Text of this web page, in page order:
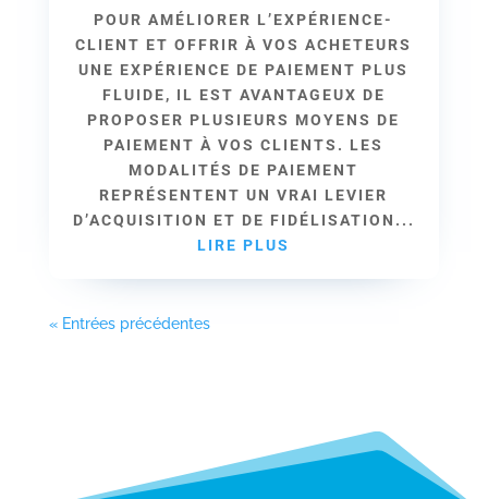
POUR AMÉLIORER L’EXPÉRIENCE-
CLIENT ET OFFRIR À VOS ACHETEURS
UNE EXPÉRIENCE DE PAIEMENT PLUS
FLUIDE, IL EST AVANTAGEUX DE
PROPOSER PLUSIEURS MOYENS DE
PAIEMENT À VOS CLIENTS. LES
MODALITÉS DE PAIEMENT
REPRÉSENTENT UN VRAI LEVIER
D’ACQUISITION ET DE FIDÉLISATION...
LIRE PLUS
« Entrées précédentes